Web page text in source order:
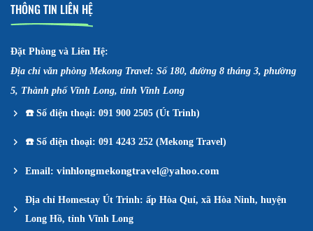
THÔNG TIN LIÊN HỆ
Đặt Phòng và Liên Hệ:
Địa chỉ văn phòng Mekong Travel: Số 180, đường 8 tháng 3, phường
5, Thành phố Vĩnh Long, tỉnh Vĩnh Long
☎️Số điện thoại: 091 900 2505 (Út Trinh)
☎️Số điện thoại: 091 4243 252 (Mekong Travel)
Email: vinhlongmekongtravel@yahoo.com
Địa chỉ Homestay Út Trinh: ấp Hòa Quí, xã Hòa Ninh, huyện
Long Hồ, tỉnh Vĩnh Long